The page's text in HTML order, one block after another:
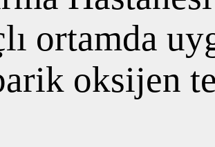
ortamda
oksijen